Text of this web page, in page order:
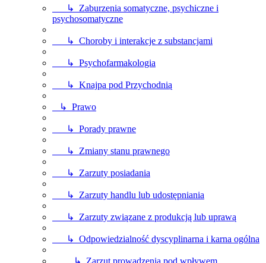
↳ Zaburzenia somatyczne, psychiczne i
psychosomatyczne
↳ Choroby i interakcje z substancjami
↳ Psychofarmakologia
↳ Knajpa pod Przychodnią
↳ Prawo
↳ Porady prawne
↳ Zmiany stanu prawnego
↳ Zarzuty posiadania
↳ Zarzuty handlu lub udostępniania
↳ Zarzuty związane z produkcją lub uprawą
↳ Odpowiedzialność dyscyplinarna i karna ogólna
↳ Zarzut prowadzenia pod wpływem